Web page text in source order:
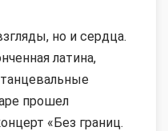
но и сердца.
латина,
прошел
«Без границ.